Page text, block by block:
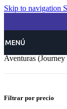
Skip to navigation
MENÚ
Aventuras
Filtrar por precio